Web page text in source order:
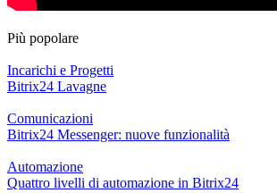
Più popolare
Incarichi e Progetti
Bitrix24 Lavagne
Comunicazioni
Bitrix24 Messenger: nuove funzionalità
Automazione
Quattro livelli di automazione in Bitrix24